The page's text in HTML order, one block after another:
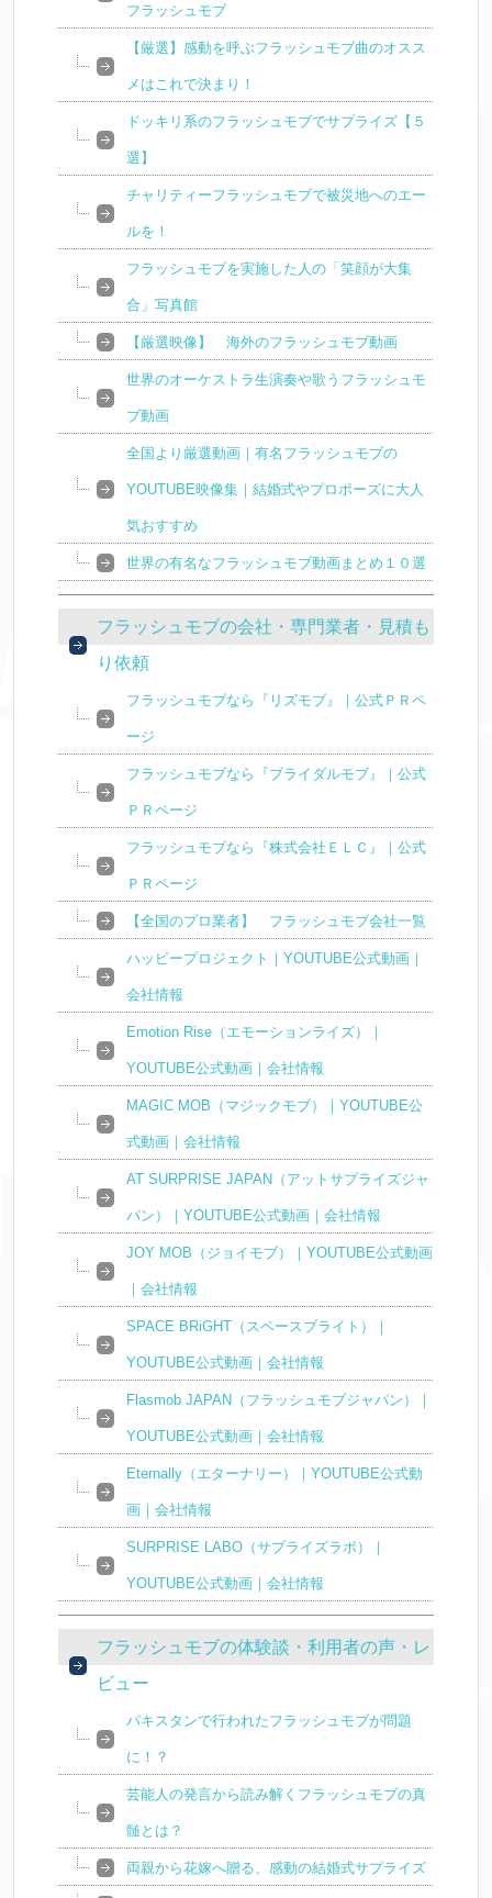
フラッシュモブ
【厳選】感動を呼ぶフラッシュモブ曲のオスス
メはこれで決まり！
ドッキリ系のフラッシュモブでサプライズ【５
選】
チャリティーフラッシュモブで被災地へのエー
ルを！
フラッシュモブを実施した人の「笑顔が大集
合」写真館
【厳選映像】 海外のフラッシュモブ動画
世界のオーケストラ生演奏や歌うフラッシュモ
ブ動画
全国より厳選動画｜有名フラッシュモブの
YOUTUBE映像集｜結婚式やプロポーズに大人
気おすすめ
世界の有名なフラッシュモブ動画まとめ１０選
フラッシュモブの会社・専門業者・見積も
り依頼
フラッシュモブなら『リズモブ』｜公式ＰＲペ
ージ
フラッシュモブなら『ブライダルモブ』｜公式
ＰＲページ
フラッシュモブなら『株式会社ＥＬＣ』｜公式
ＰＲページ
【全国のプロ業者】 フラッシュモブ会社一覧
ハッピープロジェクト｜YOUTUBE公式動画｜
会社情報
Emotion Rise（エモーションライズ）｜
YOUTUBE公式動画｜会社情報
MAGIC MOB（マジックモブ）｜YOUTUBE公
式動画｜会社情報
AT SURPRISE JAPAN（アットサプライズジャ
パン）｜YOUTUBE公式動画｜会社情報
JOY MOB（ジョイモブ）｜YOUTUBE公式動画
｜会社情報
SPACE BRiGHT（スペースブライト）｜
YOUTUBE公式動画｜会社情報
Flasmob JAPAN（フラッシュモブジャパン）｜
YOUTUBE公式動画｜会社情報
Eternally（エターナリー）｜YOUTUBE公式動
画｜会社情報
SURPRISE LABO（サプライズラボ）｜
YOUTUBE公式動画｜会社情報
フラッシュモブの体験談・利用者の声・レ
ビュー
パキスタンで行われたフラッシュモブが問題
に！？
芸能人の発言から読み解くフラッシュモブの真
髄とは？
両親から花嫁へ贈る、感動の結婚式サプライズ